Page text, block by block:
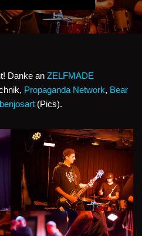
Danke an ZELFMADE
Propaganda Network, Bear
benjosart (Pics).